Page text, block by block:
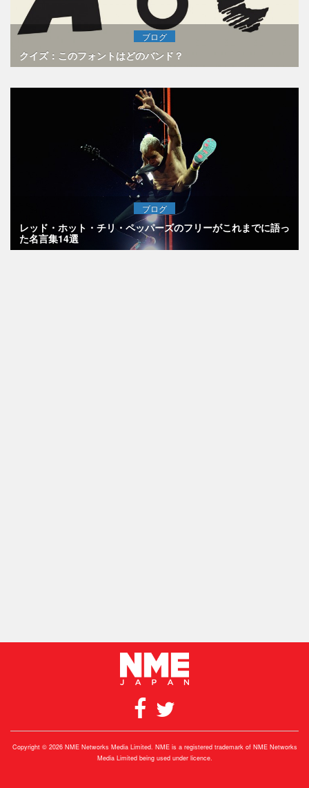
ブログ
クイズ：このフォントはどのバンド？
ブログ
レッド・ホット・チリ・ペッパーズのフリーがこれまでに語っ
た名言集14選
Copyright © 2026 NME Networks Media Limited. NME is a registered trademark of NME Networks
Media Limited being used under licence.